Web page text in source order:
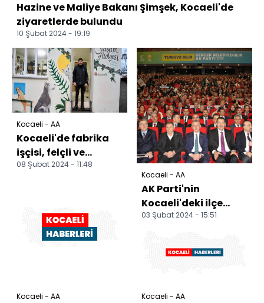
Hazine ve Maliye Bakanı Şimşek, Kocaeli'de
ziyaretlerde bulundu
10 Şubat 2024 - 19:19
Kocaeli - AA
Kocaeli'de fabrika
işçisi, felçli ve
ampute hayvanlar
08 Şubat 2024 - 11:48
Kocaeli - AA
Kocaeli - AA
AK Parti'nin
Kocaeli'deki ilçe
belediye başkan
03 Şubat 2024 - 15:51
Kocaeli - AA